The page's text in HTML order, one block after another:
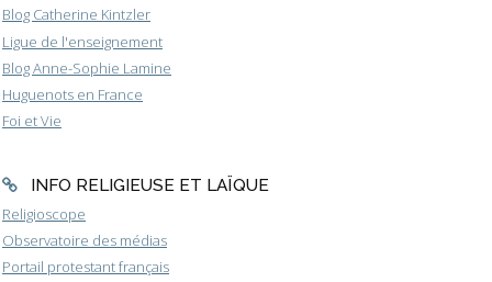
Blog Catherine Kintzler
Ligue de l'enseignement
Blog Anne-Sophie Lamine
Huguenots en France
Foi et Vie
INFO RELIGIEUSE ET LAÏQUE
Religioscope
Observatoire des médias
Portail protestant français